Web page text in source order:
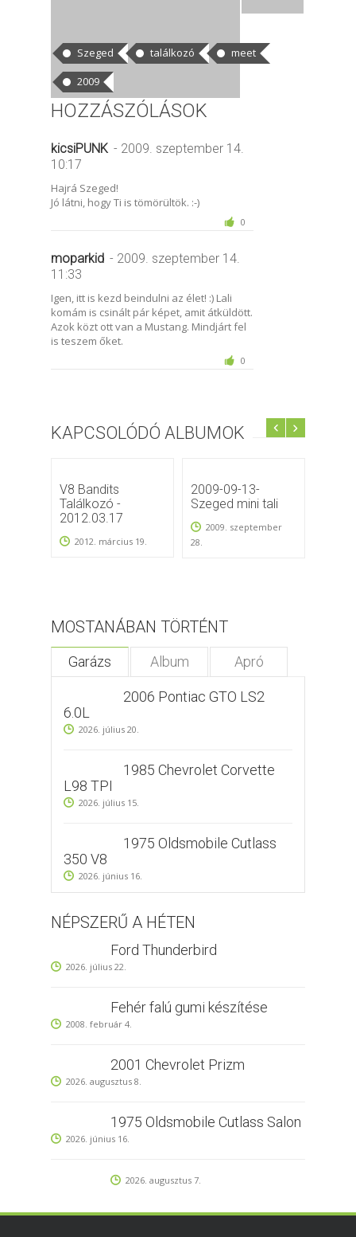
Szeged találkozó
meet
2009
HOZZÁSZÓLÁSOK
kicsiPUNK - 2009. szeptember 14.
10:17
Hajrá Szeged!
Jó látni, hogy Ti is tömörültök. :-)
0
moparkid - 2009. szeptember 14.
11:33
Igen, itt is kezd beindulni az élet! :) Lali
komám is csinált pár képet, amit átküldött.
Azok közt ott van a Mustang. Mindjárt fel
is teszem őket.
0
KAPCSOLÓDÓ ALBUMOK
V8 Bandits
Találkozó -
2012.03.17
2012. március 19.
2009-09-13-
Szeged mini tali
2009. szeptember
28.
MOSTANÁBAN TÖRTÉNT
Garázs Album Apró
2006 Pontiac GTO LS2
6.0L
2026. július 20.
1985 Chevrolet Corvette
L98 TPI
2026. július 15.
1975 Oldsmobile Cutlass
350 V8
2026. június 16.
NÉPSZERŰ A HÉTEN
Ford Thunderbird
2026. július 22.
Fehér falú gumi készítése
2008. február 4.
2001 Chevrolet Prizm
2026. augusztus 8.
1975 Oldsmobile Cutlass Salon
2026. június 16.
2026. augusztus 7.